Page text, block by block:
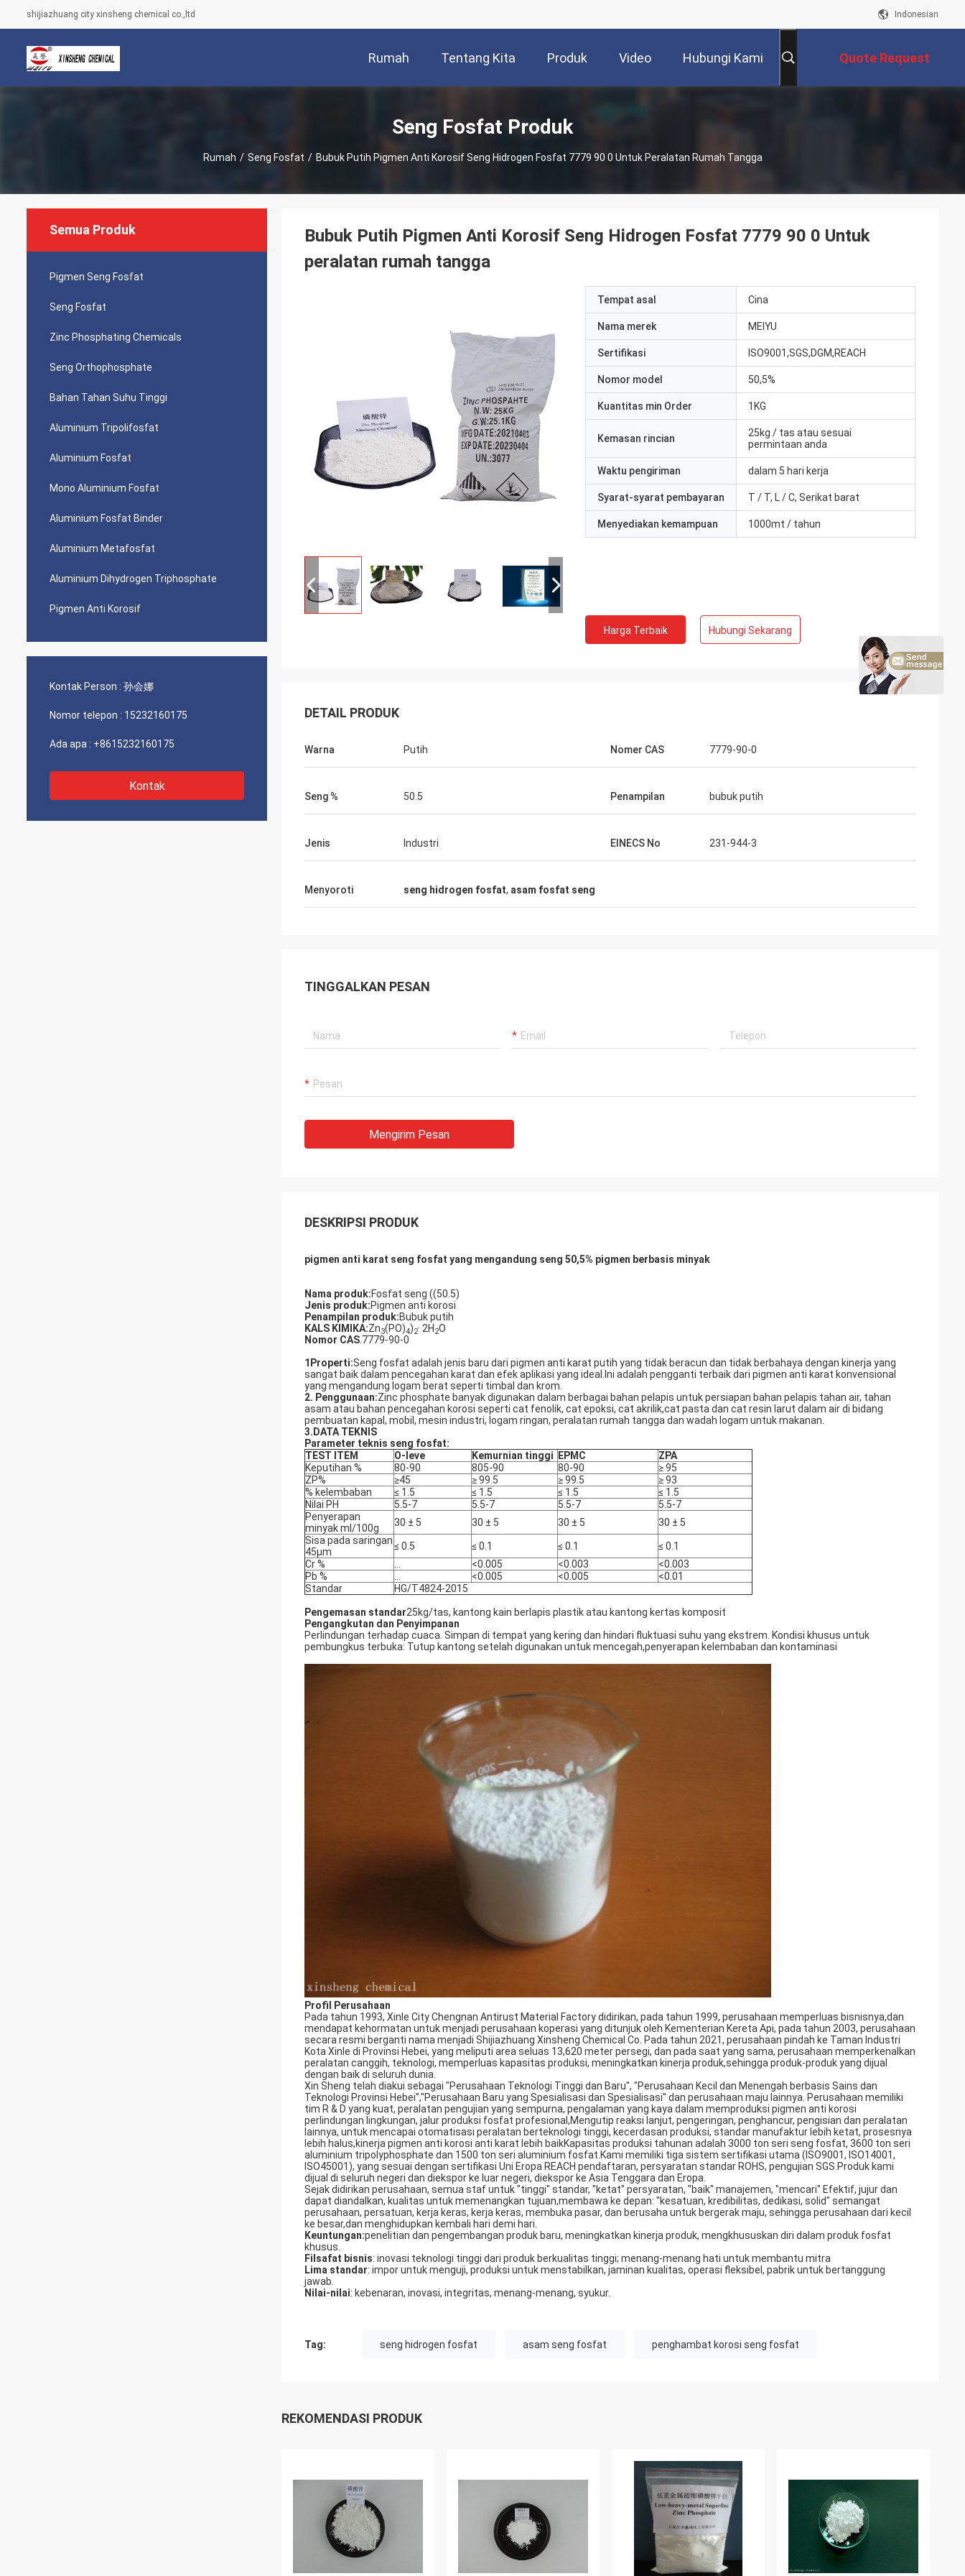
shijiazhuang city xinsheng chemical co.,ltd Indonesian
Rumah Tentang Kita Produk Video Hubungi Kami Quote Request
Seng Fosfat Produk
Rumah / Seng Fosfat / Bubuk Putih Pigmen Anti Korosif Seng Hidrogen Fosfat 7779 90 0 Untuk Peralatan Rumah Tangga
Semua Produk
Pigmen Seng Fosfat
Seng Fosfat
Zinc Phosphating Chemicals
Seng Orthophosphate
Bahan Tahan Suhu Tinggi
Aluminium Tripolifosfat
Aluminium Fosfat
Mono Aluminium Fosfat
Aluminium Fosfat Binder
Aluminium Metafosfat
Aluminium Dihydrogen Triphosphate
Pigmen Anti Korosif
Kontak Person : 孙会娜
Nomor telepon : 15232160175
Ada apa : +8615232160175
Kontak
Bubuk Putih Pigmen Anti Korosif Seng Hidrogen Fosfat 7779 90 0 Untuk
peralatan rumah tangga
Tempat asal Cina
Nama merek MEIYU
Sertifikasi ISO9001,SGS,DGM,REACH
Nomor model 50,5%
Kuantitas min Order 1KG
Kemasan rincian
25kg / tas atau sesuai
permintaan anda
Waktu pengiriman dalam 5 hari kerja
Syarat-syarat pembayaran T / T, L / C, Serikat barat
Menyediakan kemampuan 1000mt / tahun
Harga Terbaik Hubungi Sekarang
DETAIL PRODUK
Warna Putih Nomer CAS 7779-90-0
Seng % 50.5 Penampilan bubuk putih
Jenis Industri EINECS No 231-944-3
Menyoroti seng hidrogen fosfat, asam fosfat seng
TINGGALKAN PESAN
Mengirim Pesan
DESKRIPSI PRODUK
pigmen anti karat seng fosfat yang mengandung seng 50,5% pigmen berbasis minyak
Nama produk:Fosfat seng ((50.5)
Jenis produk:Pigmen anti korosi
Penampilan produk:Bubuk putih
KALS KIMIKA:Zn3(PO)4)2· 2H 2O
Nomor CAS .7779-90-0
1Properti:Seng fosfat adalah jenis baru dari pigmen anti karat putih yang tidak beracun dan tidak berbahaya dengan kinerja yang
sangat baik dalam pencegahan karat dan efek aplikasi yang ideal.Ini adalah pengganti terbaik dari pigmen anti karat konvensional
yang mengandung logam berat seperti timbal dan krom.
2. Penggunaan:Zinc phosphate banyak digunakan dalam berbagai bahan pelapis untuk persiapan bahan pelapis tahan air, tahan
asam atau bahan pencegahan korosi seperti cat fenolik, cat epoksi, cat akrilik,cat pasta dan cat resin larut dalam air di bidang
pembuatan kapal, mobil, mesin industri, logam ringan, peralatan rumah tangga dan wadah logam untuk makanan.
3. DATA TEKNIS
Parameter teknis seng fosfat:
TEST ITEM
O-leve Kemurnian tinggi EPMC
ZPA
Keputihan %
80-90 805-90 80-90
≥ 95
ZP%
≥45 ≥ 99.5 ≥ 99.5
≥ 93
% kelembaban
≤ 1.5 ≤ 1.5 ≤ 1.5
≤ 1.5
Nilai PH
5.5-7 5.5-7 5.5-7
5.5-7
Penyerapan
minyak ml/100g
30 ± 5 30 ± 5 30 ± 5
30 ± 5
Sisa pada saringan
45μm
≤ 0.5 ≤ 0.1 ≤ 0.1
≤ 0.1
Cr %
<0.005 <0.003
<0.003
Pb %
<0.005 <0.005
<0.01
Standar
HG/T4824-2015
Pengemasan standar25kg/tas, kantong kain berlapis plastik atau kantong kertas komposit
Pengangkutan dan Penyimpanan
Perlindungan terhadap cuaca. Simpan di tempat yang kering dan hindari fluktuasi suhu yang ekstrem. Kondisi khusus untuk
pembungkus terbuka: Tutup kantong setelah digunakan untuk mencegah,penyerapan kelembaban dan kontaminasi
Profil Perusahaan
Pada tahun 1993, Xinle City Chengnan Antirust Material Factory didirikan, pada tahun 1999, perusahaan memperluas bisnisnya,dan
mendapat kehormatan untuk menjadi perusahaan koperasi yang ditunjuk oleh Kementerian Kereta Api, pada tahun 2003, perusahaan
secara resmi berganti nama menjadi Shijiazhuang Xinsheng Chemical Co. Pada tahun 2021, perusahaan pindah ke Taman Industri
Kota Xinle di Provinsi Hebei, yang meliputi area seluas 13,620 meter persegi, dan pada saat yang sama, perusahaan memperkenalkan
peralatan canggih, teknologi, memperluas kapasitas produksi, meningkatkan kinerja produk,sehingga produk-produk yang dijual
dengan baik di seluruh dunia.
Xin Sheng telah diakui sebagai "Perusahaan Teknologi Tinggi dan Baru", "Perusahaan Kecil dan Menengah berbasis Sains dan
Teknologi Provinsi Hebei","Perusahaan Baru yang Spesialisasi dan Spesialisasi" dan perusahaan maju lainnya. Perusahaan memiliki
tim R & D yang kuat, peralatan pengujian yang sempurna, pengalaman yang kaya dalam memproduksi pigmen anti korosi
perlindungan lingkungan, jalur produksi fosfat profesional,Mengutip reaksi lanjut, pengeringan, penghancur, pengisian dan peralatan
lainnya, untuk mencapai otomatisasi peralatan berteknologi tinggi, kecerdasan produksi, standar manufaktur lebih ketat, prosesnya
lebih halus,kinerja pigmen anti korosi anti karat lebih baikKapasitas produksi tahunan adalah 3000 ton seri seng fosfat, 3600 ton seri
aluminium tripolyphosphate dan 1500 ton seri aluminium fosfat.Kami memiliki tiga sistem sertifikasi utama (ISO9001, ISO14001,
ISO45001), yang sesuai dengan sertifikasi Uni Eropa REACH pendaftaran, persyaratan standar ROHS, pengujian SGS.Produk kami
dijual di seluruh negeri dan diekspor ke luar negeri, diekspor ke Asia Tenggara dan Eropa.
Sejak didirikan perusahaan, semua staf untuk "tinggi" standar, "ketat" persyaratan, "baik" manajemen, "mencari" Efektif, jujur dan
dapat diandalkan, kualitas untuk memenangkan tujuan,membawa ke depan: "kesatuan, kredibilitas, dedikasi, solid" semangat
perusahaan, persatuan, kerja keras, kerja keras, membuka pasar, dan berusaha untuk bergerak maju, sehingga perusahaan dari kecil
ke besar,dan menghidupkan kembali hari demi hari.
Keuntungan:penelitian dan pengembangan produk baru, meningkatkan kinerja produk, mengkhususkan diri dalam produk fosfat
khusus.
Filsafat bisnis: inovasi teknologi tinggi dari produk berkualitas tinggi; menang-menang hati untuk membantu mitra
Lima standar: impor untuk menguji, produksi untuk menstabilkan, jaminan kualitas, operasi fleksibel, pabrik untuk bertanggung
jawab.
Nilai-nilai: kebenaran, inovasi, integritas, menang-menang, syukur.
Tag: seng hidrogen fosfat asam seng fosfat penghambat korosi seng fosfat
REKOMENDASI PRODUK